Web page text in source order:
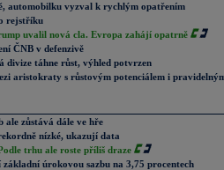
automobilku vyzval k rychlým opatřením
rejstříku
uvalil nová cla. Evropa zahájí opatrně
ČNB v defenzivě
divize táhne růst, výhled potvrzen
aristokraty s růstovým potenciálem i
ale zůstává dále ve hře
nízké, ukazují data
trhu ale roste příliš draze
úrokovou sazbu na 3,75 procentech